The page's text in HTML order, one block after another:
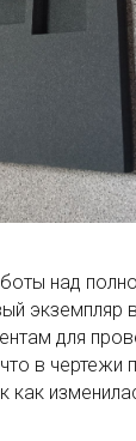
над
экземпляр
для
в чертежи
как